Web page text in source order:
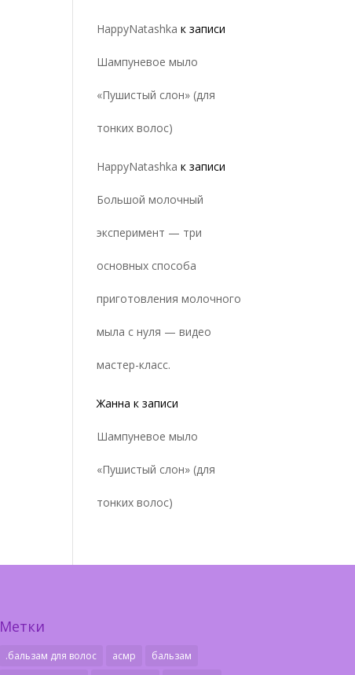
HappyNatashka к записи
Шампуневое мыло
«Пушистый слон» (для
тонких волос)
HappyNatashka к записи
Большой молочный
эксперимент — три
основных способа
приготовления молочного
мыла с нуля — видео
мастер-класс.
Жанна к записи
Шампуневое мыло
«Пушистый слон» (для
тонких волос)
Метки
.бальзам для волос асмр
бальзам